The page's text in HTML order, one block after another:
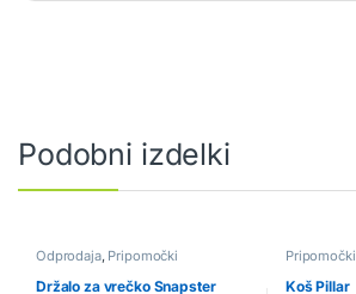
Podobni izdelki
Odprodaja, Pripomočki
Držalo za vrečko Snapster
Pripomočki
Koš Pillar